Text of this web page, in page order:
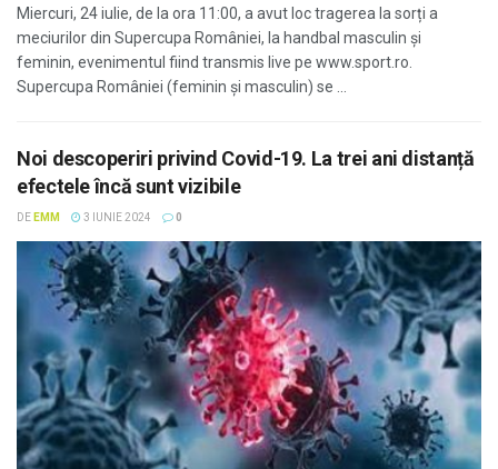
Miercuri, 24 iulie, de la ora 11:00, a avut loc tragerea la sorți a
meciurilor din Supercupa României, la handbal masculin și
feminin, evenimentul fiind transmis live pe www.sport.ro.
Supercupa României (feminin și masculin) se ...
Noi descoperiri privind Covid-19. La trei ani distanță
efectele încă sunt vizibile
DE EMM 3 IUNIE 2024 0